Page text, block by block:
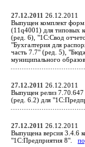
27.12.2011 26.12.2011
Выпущен комплект форм
(11q4001) для типовых
(ред. 6), "1С:Свод
"Бухгалтерия для
часть 7.7" (ред. 5),
муниципального
27.12.2011 26.12.2011
Выпущен релиз
(ред. 6.2) для
27.12.2011 26.12.2011
Выпущена версия 3.4.6
"1С:Предприятия 8".